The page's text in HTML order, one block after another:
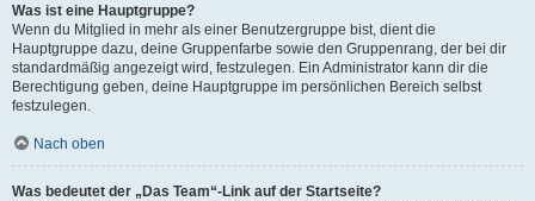
Was ist eine Hauptgruppe?
Wenn du Mitglied in mehr als einer Benutzergruppe bist, dient die
Hauptgruppe dazu, deine Gruppenfarbe sowie den Gruppenrang, der bei dir
standardmäßig angezeigt wird, festzulegen. Ein Administrator kann dir die
Berechtigung geben, deine Hauptgruppe im persönlichen Bereich selbst
festzulegen.
Nach oben
Was bedeutet der „Das Team“-Link auf der Startseite?